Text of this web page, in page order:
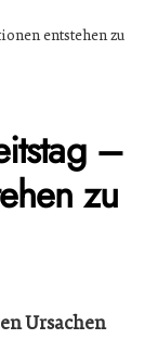
entstehen zu
–
zu
Ursachen